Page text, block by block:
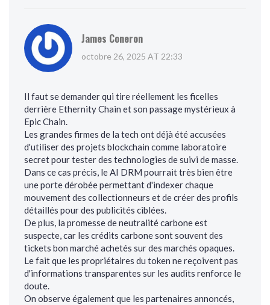
James Coneron
octobre 26, 2025 AT 22:33
Il faut se demander qui tire réellement les ficelles
derrière Ethernity Chain et son passage mystérieux à
Epic Chain.
Les grandes firmes de la tech ont déjà été accusées
d'utiliser des projets blockchain comme laboratoire
secret pour tester des technologies de suivi de masse.
Dans ce cas précis, le AI DRM pourrait très bien être
une porte dérobée permettant d'indexer chaque
mouvement des collectionneurs et de créer des profils
détaillés pour des publicités ciblées.
De plus, la promesse de neutralité carbone est
suspecte, car les crédits carbone sont souvent des
tickets bon marché achetés sur des marchés opaques.
Le fait que les propriétaires du token ne reçoivent pas
d'informations transparentes sur les audits renforce le
doute.
On observe également que les partenaires annoncés,